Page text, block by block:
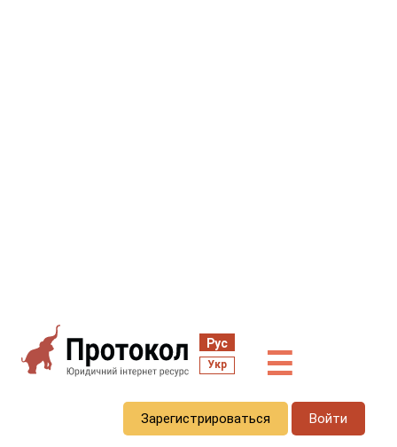
Рус
Укр ☰
Зарегистрироваться Войти